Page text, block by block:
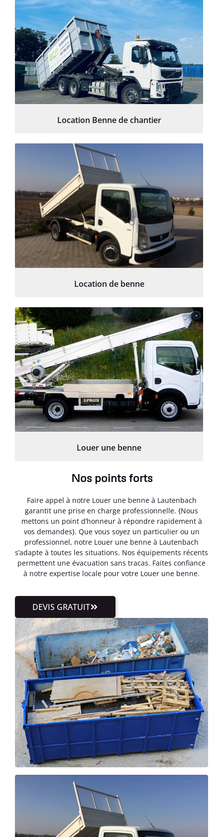
Location Benne de chantier
Location de benne
Louer une benne
Nos points forts
Faire appel à notre Louer une benne à Lautenbach
garantit une prise en charge professionnelle. {Nous
mettons un point d’honneur à répondre rapidement à
vos demandes}. Que vous soyez un particulier ou un
professionnel, notre Louer une benne à Lautenbach
s’adapte à toutes les situations. Nos équipements récents
permettent une évacuation sans tracas. Faites confiance
à notre expertise locale pour votre Louer une benne.
DEVIS GRATUIT